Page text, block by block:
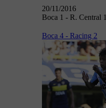
20/11/2016
Boca 1 - R. Central 1
Boca 4 - Racing 2